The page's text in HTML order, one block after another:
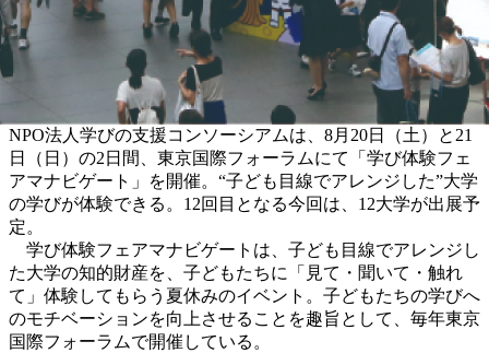
NPO法人学びの支援コンソーシアムは、8月20日（土）と21
日（日）の2日間、東京国際フォーラムにて「学び体験フェ
アマナビゲート」を開催。“子ども目線でアレンジした”大学
の学びが体験できる。12回目となる今回は、12大学が出展予
定。
学び体験フェアマナビゲートは、子ども目線でアレンジし
た大学の知的財産を、子どもたちに「見て・聞いて・触れ
て」体験してもらう夏休みのイベント。子どもたちの学びへ
のモチベーションを向上させることを趣旨として、毎年東京
国際フォーラムで開催している。